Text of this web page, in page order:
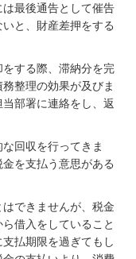
最後通告として催告
と、財産差押をする
する際、滞納分を完
整理の効果が及びま
部署に連絡をし、返
回収を行ってきま
を支払う意思がある
できませんが、税金
借入をしていること
払期限を過ぎてもし